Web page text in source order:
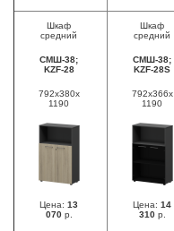
Шкаф
средний
СМШ-38;
KZF-28
792х380х
1190
Цена: 13
070р.
Шкаф
средний
СМШ-38;
KZF-28S
792х366х
1190
Цена: 14
310р.